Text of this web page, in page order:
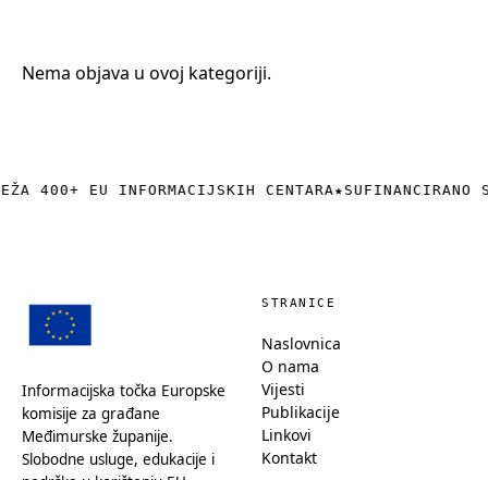
Nema objava u ovoj kategoriji.
400+ EU INFORMACIJSKIH CENTARA★SUFINANCIRANO
Informacijska točka Europske
komisije za građane
Međimurske županije.
Slobodne usluge, edukacije i
STRANICE
Naslovnica
O nama
Vijesti
Publikacije
Linkovi
Kontakt